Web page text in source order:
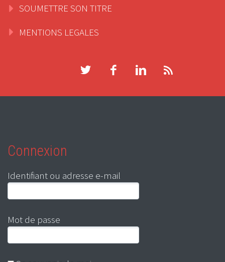
SOUMETTRE SON TITRE
MENTIONS LEGALES
Connexion
Identifiant ou adresse e-mail
Mot de passe